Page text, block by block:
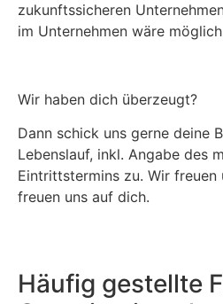
zukunftssicheren
im Unternehmen wäre
Wir haben dich überzeugt?
Dann schick uns gerne deine
Lebenslauf, inkl. Angabe des
Eintrittstermins zu. Wir freuen
freuen uns auf dich.
Häufig gestellte